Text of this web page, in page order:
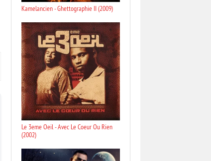
Kamelancien - Ghettographie II (2009)
Le 3eme Oeil - Avec Le Coeur Ou Rien
(2002)